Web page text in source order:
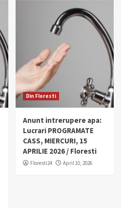
Din Floresti
Anunt intrerupere apa:
Lucrari PROGRAMATE
CASS, MIERCURI, 15
APRILIE 2026 / Floresti
Floresti24 April 10, 2026